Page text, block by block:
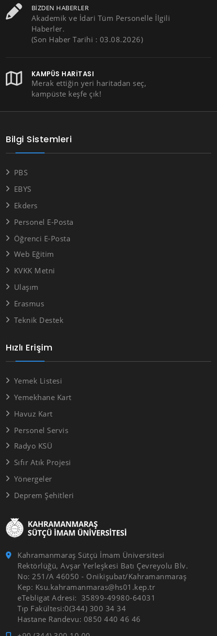
BIZDEN HABERLER
Akademik ve İdari Tüm Personelle İlgili
Haberler.
(Son Haber Tarihi : 03.08.2026)
KAMPÜS HARITASI
Merak ettiğin yeri haritadan seç,
kampüste keşfe çık!
Kahramanmaraş Sütçü İmam Üniversitesi
Rektörlüğü, Avşar Yerleşkesi Batı Çevreyolu Blv.
No: 251/A 46050 - Onikişubat/Kahramanmaraş
Kep: Ksu.kahramanmaras@hs01.kep.tr
eTebligat Adresi: 35899-49980-64031
Tıp Fakültesi:0(344) 300 34 34
Hastane Randevu: 0850 440 46 46
Hızlı Erişim
Yemek Listesi
Yemekhane Kart
Havuz Kart
Personel Servis
Radyo KSÜ
Sıfır Atık Projesi
Yönergeler
Deprem Şehitleri
Bilgi Sistemleri
PBS
EBYS
Ekders
Personel E-Posta
Öğrenci E-Posta
Web Eğitim
KVKK Metni
Ulaşım
Erasmus
Teknik Destek